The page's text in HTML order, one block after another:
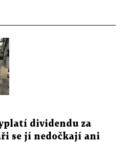
dividendu za
se jí nedočkají ani